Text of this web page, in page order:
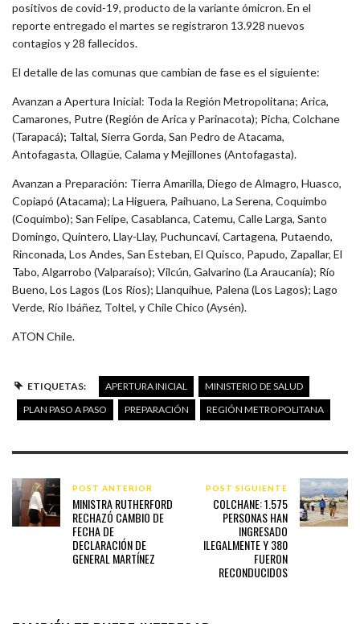
positivos de covid-19, producto de la variante ómicron. En el
reporte entregado el martes se registraron 13.928 nuevos
contagios y 28 fallecidos.
El detalle de las comunas que cambian de fase es el siguiente:
Avanzan a Apertura Inicial: Toda la Región Metropolitana; Arica,
Camarones, Putre (Región de Arica y Parinacota); Picha, Colchane
(Tarapacá); Taltal, Sierra Gorda, San Pedro de Atacama,
Antofagasta, Ollagüe, Calama y Mejillones (Antofagasta).
Avanzan a Preparación: Tierra Amarilla, Diego de Almagro, Huasco,
Copiapó (Atacama); La Higuera, Paihuano, La Serena, Coquimbo
(Coquimbo); San Felipe, Casablanca, Catemu, Calle Larga, Santo
Domingo, Quintero, Llay-Llay, Puchuncaví, Cartagena, Putaendo,
Rinconada, Los Andes, San Esteban, El Quisco, Papudo, Zapallar, El
Tabo, Algarrobo (Valparaíso); Vilcún, Galvarino (La Araucanía); Río
Bueno, Los Lagos (Los Ríos); Llanquihue, Palena (Los Lagos); Lago
Verde, Río Ibáñez, Toltel, y Chile Chico (Aysén).
ATON Chile.
ETIQUETAS: APERTURA INICIAL
MINISTERIO DE SALUD
PLAN PASO A PASO
PREPARACIÓN REGIÓN METROPOLITANA
POST ANTERIOR
MINISTRA RUTHERFORD
RECHAZÓ CAMBIO DE
FECHA DE
DECLARACIÓN DE
GENERAL MARTÍNEZ
POST SIGUIENTE
COLCHANE: 1.575
PERSONAS HAN
INGRESADO
ILEGALMENTE Y 380
FUERON
RECONDUCIDOS